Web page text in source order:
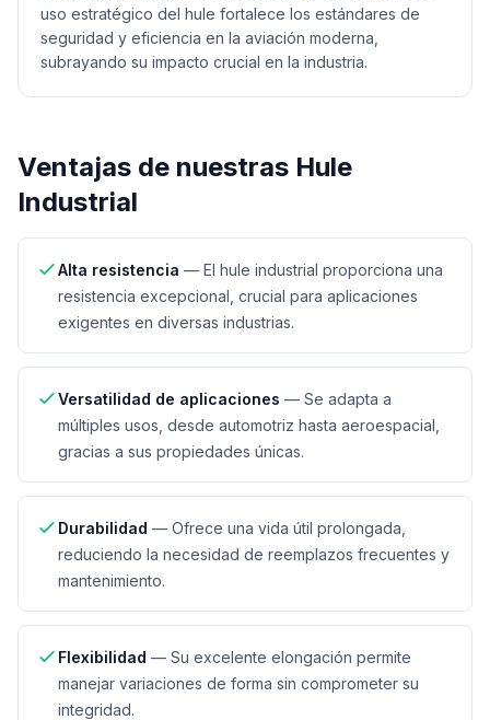
uso estratégico del hule fortalece los estándares de
seguridad y eficiencia en la aviación moderna,
subrayando su impacto crucial en la industria.
Ventajas de nuestras Hule
Industrial
Alta resistencia — El hule industrial proporciona una
resistencia excepcional, crucial para aplicaciones
exigentes en diversas industrias.
Versatilidad de aplicaciones — Se adapta a
múltiples usos, desde automotriz hasta aeroespacial,
gracias a sus propiedades únicas.
Durabilidad — Ofrece una vida útil prolongada,
reduciendo la necesidad de reemplazos frecuentes y
mantenimiento.
Flexibilidad — Su excelente elongación permite
manejar variaciones de forma sin comprometer su
integridad.